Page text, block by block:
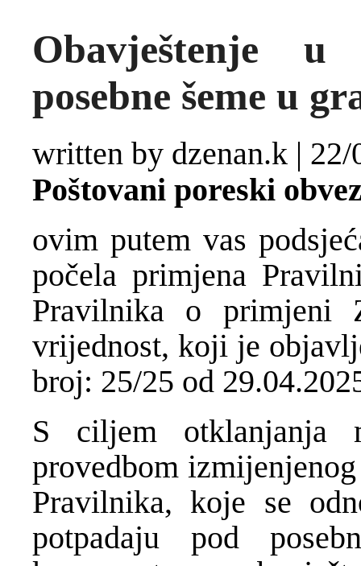
Obavještenje
posebne šeme u
written by dzenan.k | 22/
Poštovani poreski
ovim putem vas
počela primjena
Pravilnika o primjeni
vrijednost, koji je
broj: 25/25 od
S ciljem otklanjanja
provedbom
Pravilnika, koje se
potpadaju pod